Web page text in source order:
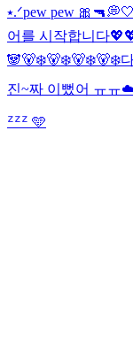
⭑.ᐟpew pew 🎀🔫
어를 시작합니다
🐼🐻‍❄️🐻‍❄️🐻‍❄️🐻‍❄️
진~짜 이뻤어 ㅠㅠ
ᙆᙆᙆ 🩵